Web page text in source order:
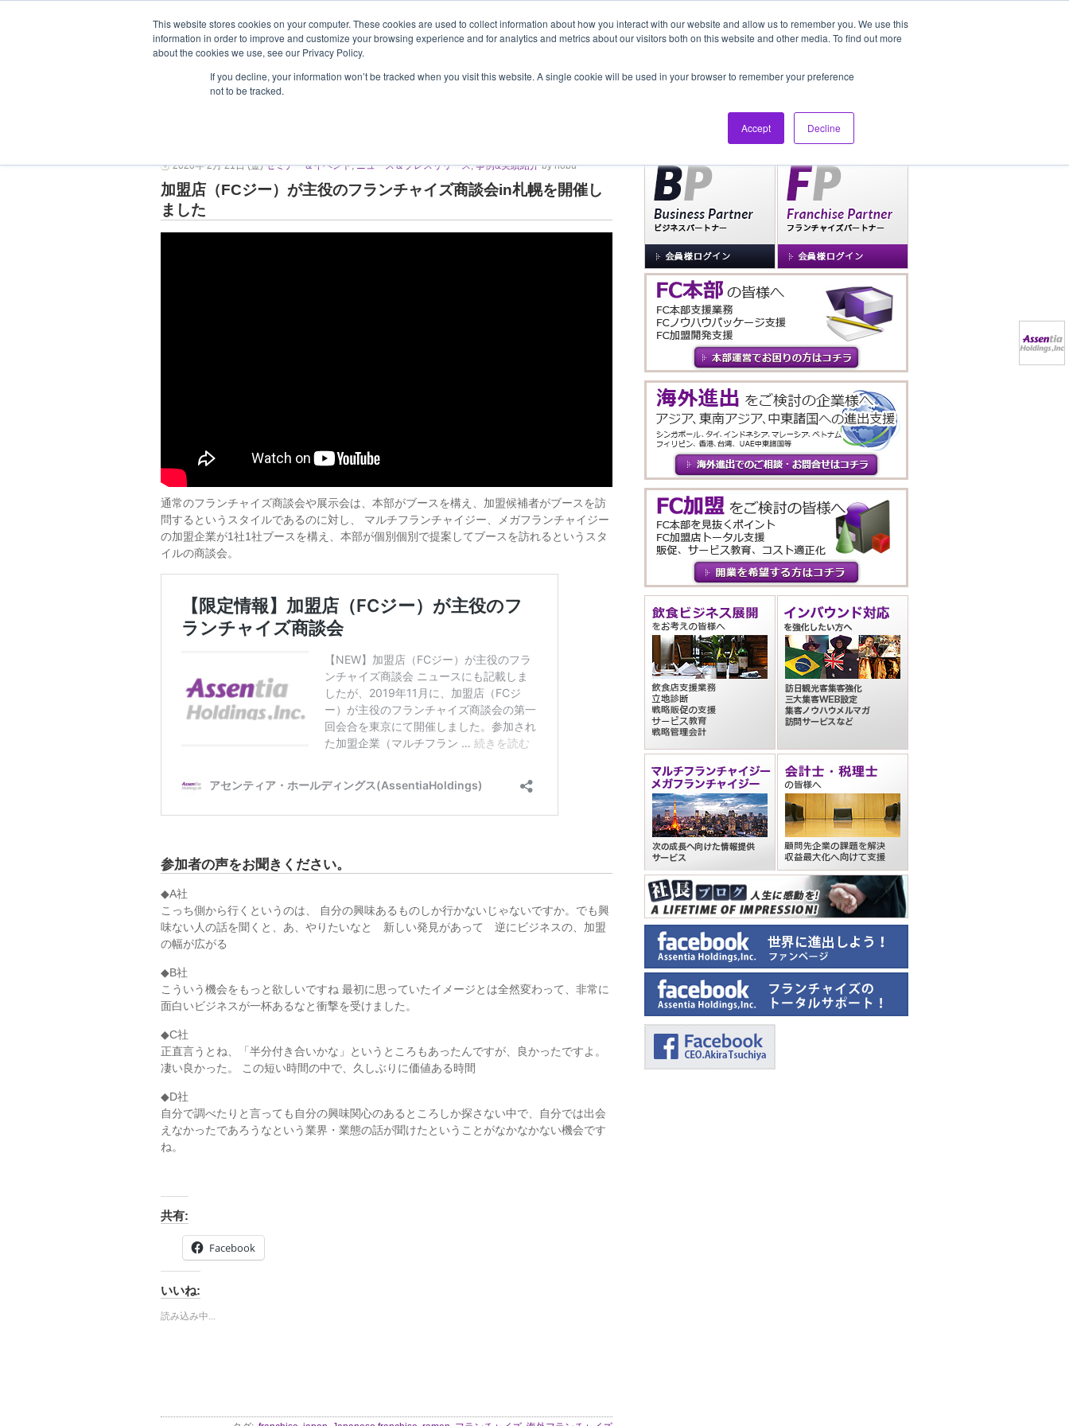
This website stores cookies on your computer. These cookies are used to collect information about how you interact with our website and allow us to remember you. We use this
information in order to improve and customize your browsing experience and for analytics and metrics about our visitors both on this website and other media. To find out more
about the cookies we use, see our Privacy Policy.
If you decline, your information won’t be tracked when you visit this website. A single cookie will be used in your browser to remember your preference
not to be tracked.
Accept Decline
企業情報 支援企業一覧 事業内容 New Project お問合せ セミナー＆イベント 社長ブログ FAQ
2020年 2月 21日 (金)セミナー＆イベント,ニュース＆プレスリリース,事例&実績紹介by nobu
加盟店（FCジー）が主役のフランチャイズ商談会in札幌を開催し
ました
通常のフランチャイズ商談会や展示会は、本部がブースを構え、加盟候補者がブースを訪
問するというスタイルであるのに対し、 マルチフランチャイジー、メガフランチャイジー
の加盟企業が1社1社ブースを構え、本部が個別個別で提案してブースを訪れるというスタ
イルの商談会。
参加者の声をお聞きください。
◆A社
こっち側から行くというのは、 自分の興味あるものしか行かないじゃないですか。でも興
味ない人の話を聞くと、あ、やりたいなと 新しい発見があって 逆にビジネスの、加盟
の幅が広がる
◆B社
こういう機会をもっと欲しいですね 最初に思っていたイメージとは全然変わって、非常に
面白いビジネスが一杯あるなと衝撃を受けました。
◆C社
正直言うとね、「半分付き合いかな」というところもあったんですが、良かったですよ。
凄い良かった。 この短い時間の中で、久しぶりに価値ある時間
◆D社
自分で調べたりと言っても自分の興味関心のあるところしか探さない中で、自分では出会
えなかったであろうなという業界・業態の話が聞けたということがなかなかない機会です
ね。
共有:
Facebook
いいね:
読み込み中...